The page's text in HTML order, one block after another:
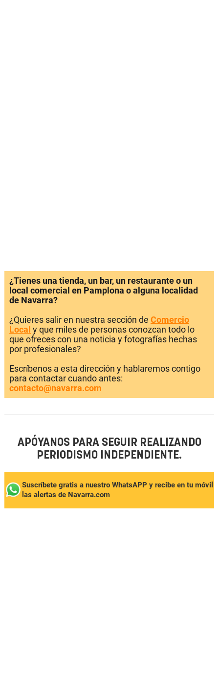
¿Tienes una tienda, un bar, un restaurante o un
local comercial en Pamplona o alguna localidad
de Navarra?
¿Quieres salir en nuestra sección de Comercio
Local y que miles de personas conozcan todo lo
que ofreces con una noticia y fotografías hechas
por profesionales?
Escríbenos a esta dirección y hablaremos contigo
para contactar cuando antes:
contacto@navarra.com
APÓYANOS PARA SEGUIR REALIZANDO
PERIODISMO INDEPENDIENTE.
Suscríbete gratis a nuestro WhatsAPP y recibe en tu móvil
las alertas de Navarra.com